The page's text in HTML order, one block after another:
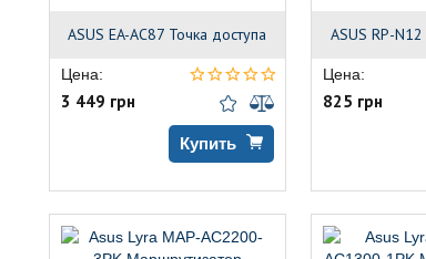
ASUS EA-AC87 Точка доступа
Цена:
3 449 грн
Купить
ASUS RP-
Цена:
825 грн